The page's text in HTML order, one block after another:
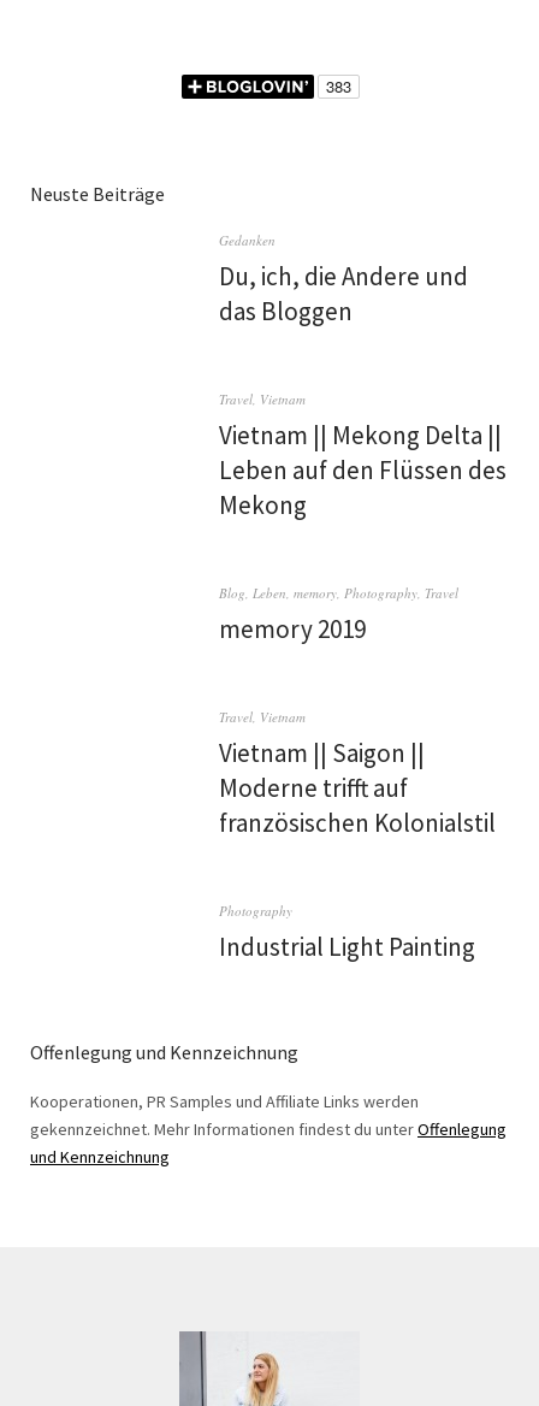
Neuste Beiträge
Gedanken
Du, ich, die Andere und
das Bloggen
Travel Vietnam
Vietnam || Mekong Delta ||
Leben auf den Flüssen des
Mekong
Blog Leben ,memory Photography Travel
memory 2019
Travel Vietnam
Vietnam || Saigon ||
Moderne trifft auf
französischen Kolonialstil
Photography
Industrial Light Painting
Offenlegung und Kennzeichnung
Kooperationen, PR Samples und Affiliate Links werden
gekennzeichnet. Mehr Informationen findest du unterOffenlegung
und Kennzeichnung